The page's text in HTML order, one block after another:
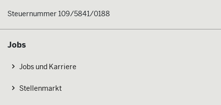
Steuernummer 109/5841/0188
Jobs
Jobs und Karriere
Stellenmarkt